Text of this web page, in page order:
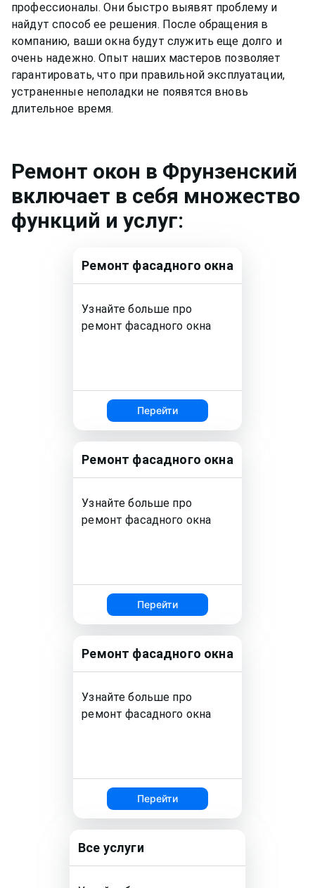
профессионалы. Они быстро выявят проблему и
найдут способ ее решения. После обращения в
компанию, ваши окна будут служить еще долго и
очень надежно. Опыт наших мастеров позволяет
гарантировать, что при правильной эксплуатации,
устраненные неполадки не появятся вновь
длительное время.
Ремонт окон в Фрунзенский
включает в себя множество
функций и услуг:
Ремонт фасадного окна
Узнайте больше про
ремонтфасадного окна
Перейти
Ремонт фасадного окна
Узнайте больше про
ремонтфасадного окна
Перейти
Ремонт фасадного окна
Узнайте больше про
ремонтфасадного окна
Перейти
Все услуги